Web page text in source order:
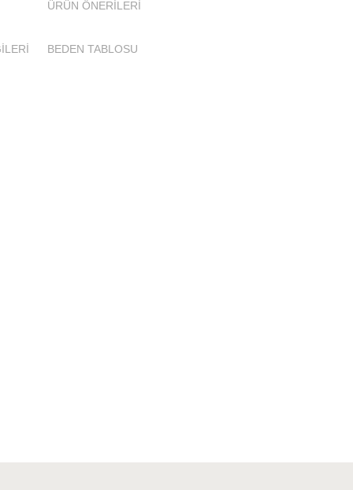
ÜRÜN ÖNERILERI
BEDEN TABLOSU